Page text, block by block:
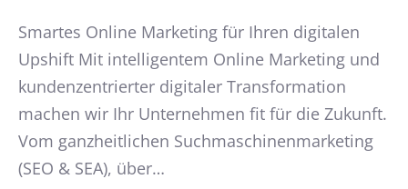
Smartes Online Marketing für Ihren digitalen
Upshift Mit intelligentem Online Marketing und
kundenzentrierter digitaler Transformation
machen wir Ihr Unternehmen fit für die Zukunft.
Vom ganzheitlichen Suchmaschinenmarketing
(SEO & SEA), über…